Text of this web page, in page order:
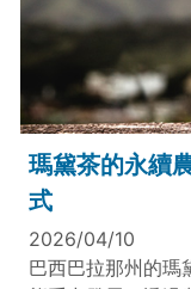
瑪黛茶的永續
式
2026/04/10
巴西巴拉那州的瑪